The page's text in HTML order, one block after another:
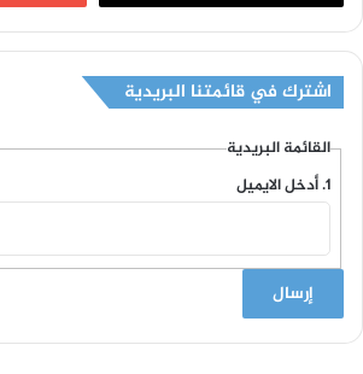
اشترك في قائمتنا البريدية
القائمة البريدية
أدخل الايميل